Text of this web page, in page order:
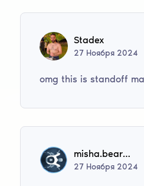
Stadex
27 Ноября 2024
omg this is standoff
misha.bear2012
27 Ноября 2024